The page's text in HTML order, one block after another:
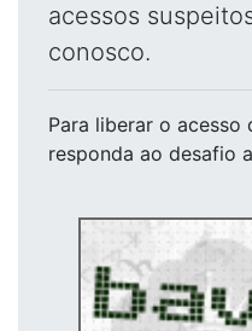
acessos
conosco.
Para liberar o acesso
responda ao desafio